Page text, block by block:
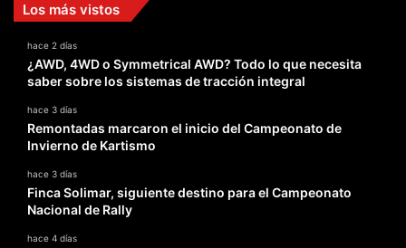
Los más vistos
hace 2 días
¿AWD, 4WD o Symmetrical AWD? Todo lo que necesita
saber sobre los sistemas de tracción integral
hace 3 días
Remontadas marcaron el inicio del Campeonato de
Invierno de Kartismo
hace 3 días
Finca Solimar, siguiente destino para el Campeonato
Nacional de Rally
hace 4 días